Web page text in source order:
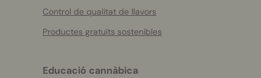
Control de qualitat de llavors
Productes gratuïts sostenibles
Educació cannàbica